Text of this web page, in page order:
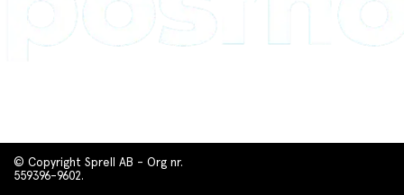
© Copyright Sprell AB - Org nr.
559396-9602.